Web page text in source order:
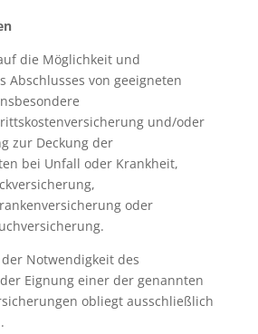
die Möglichkeit und
Abschlusses von geeigneten
und/oder
zur Deckung der
bei Unfall oder Krankheit,
oder
Notwendigkeit des
Eignung einer der genannten
obliegt ausschließlich